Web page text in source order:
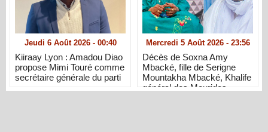
Jeudi 6 Août 2026 - 00:40
Kiiraay Lyon : Amadou Diao
propose Mimi Touré comme
secrétaire générale du parti
Mercredi 5 Août 2026 - 23:56
Décès de Soxna Amy
Mbacké, fille de Serigne
Mountakha Mbacké, Khalife
général des Mourides